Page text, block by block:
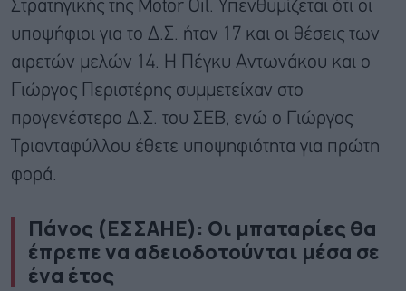
Στρατηγικής της Motor Oil. Υπενθυμίζεται ότι οι
υποψήφιοι για το Δ.Σ. ήταν 17 και οι θέσεις των
αιρετών μελών 14. Η Πέγκυ Αντωνάκου και ο
Γιώργος Περιστέρης συμμετείχαν στο
προγενέστερο Δ.Σ. του ΣΕΒ, ενώ ο Γιώργος
Τριανταφύλλου έθετε υποψηφιότητα για πρώτη
φορά.
Πάνος (ΕΣΣΑΗΕ): Οι μπαταρίες θα
έπρεπε να αδειοδοτούνται μέσα σε
ένα έτος